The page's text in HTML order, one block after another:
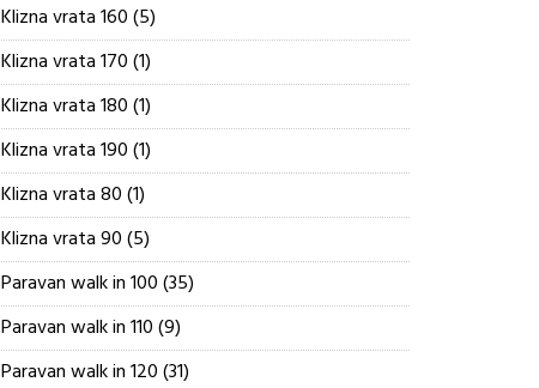
Klizna vrata 160 55
proizvoda
Klizna vrata 170 11
proizvod
Klizna vrata 180 11
proizvod
Klizna vrata 190 11
proizvod
Klizna vrata 80 11
proizvod
Klizna vrata 90 55
proizvoda
Paravan walk in 100 3535
proizvoda
Paravan walk in 110 99
proizvoda
Paravan walk in 120 3131